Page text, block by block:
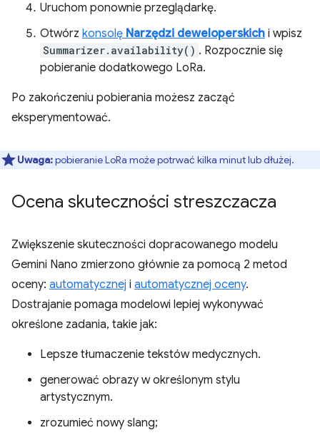
Uruchom ponownie przeglądarkę.
Otwórz konsolę Narzędzi deweloperskich i wpisz
Summarizer.availability() . Rozpocznie się
pobieranie dodatkowego LoRa.
Po zakończeniu pobierania możesz zacząć
eksperymentować.
Uwaga:pobieranie LoRa może potrwać kilka minut lub dłużej.
Ocena skuteczności streszczacza
Zwiększenie skuteczności dopracowanego modelu
Gemini Nano zmierzono głównie za pomocą 2 metod
oceny: automatycznej i automatycznej oceny.
Dostrajanie pomaga modelowi lepiej wykonywać
określone zadania, takie jak:
Lepsze tłumaczenie tekstów medycznych.
generować obrazy w określonym stylu
artystycznym.
zrozumieć nowy slang;